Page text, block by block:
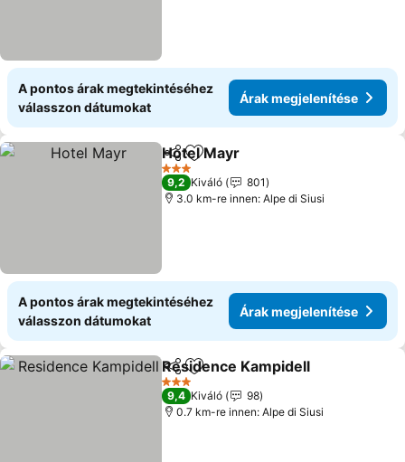
A pontos árak megtekintéséhez
válasszon dátumokat
Árak megjelenítése
Megosztás
Hozzáadás a kedvencekhez
Hotel Mayr
3 Kategória
9,2 Kiváló
801
3.0 km-re innen: Alpe di Siusi
A pontos árak megtekintéséhez
válasszon dátumokat
Árak megjelenítése
Megosztás
Hozzáadás a kedvencekhez
Residence Kampidell
3 Kategória
9,4 Kiváló
98
0.7 km-re innen: Alpe di Siusi